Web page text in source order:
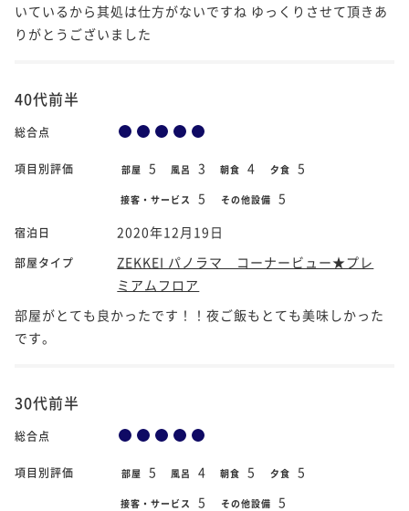
いているから其処は仕方がないですね ゆっくりさせて頂きあ
りがとうございました
40代前半
総合点
項目別評価 部屋 5 風呂 3 朝食 4 夕食 5
接客・サービス 5 その他設備 5
宿泊日 2020年12月19日
部屋タイプ
ZEKKEI パノラマ コーナービュー★プレ
ミアムフロア
部屋がとても良かったです！！夜ご飯もとても美味しかった
です。
30代前半
総合点
項目別評価 部屋 5 風呂 4 朝食 5 夕食 5
接客・サービス 5 その他設備 5